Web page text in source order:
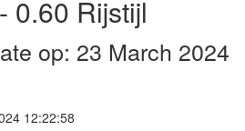
0.60 Rijstijl
op: 23 March 2024
12:22:58